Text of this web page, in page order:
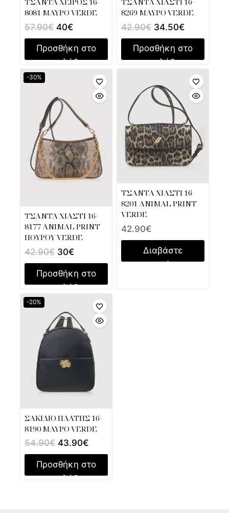
8081 ΜΑΥΡΟ VERDE
57.90€ 40€
Προσθήκη στο
καλάθι
8269 ΜΑΥΡΟ VERDE
42.90€ 34.50€
Προσθήκη στο
καλάθι
-30%
ΤΣΑΝΤΑ ΧΙΑΣΤΙ 16-
8177 ANIMAL PRINT
ΠΟΥΡΟΥ VERDE
42.90€ 30€
Προσθήκη στο
καλάθι
ΤΣΑΝΤΑ ΧΙΑΣΤΙ 16-
8201 ANIMAL PRINT
VERDE
42.90€
Διαβάστε
περισσότερα
-20%
ΣΑΚΙΔΙΟ ΠΛΑΤΗΣ 16-
8190 ΜΑΥΡΟ VERDE
54.90€ 43.90€
Προσθήκη στο
καλάθι